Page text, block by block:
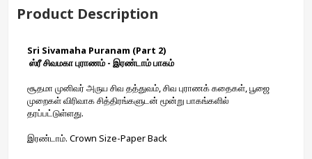
Product Description
Sri Sivamaha Puranam (Part 2)
ஸ்ரீ சிவமகா புராணம் - இரண்டாம் பாகம்
சூதமா முனிவர் அருய சிவ தத்துவம், சிவ புராணக் கதைகள், பூஜை
முறைகள் விரிவாக சித்திரங்களுடன் மூன்று பாகங்களில்
தரப்பட்டுள்ளது.
இரண்டாம். Crown Size-Paper Back